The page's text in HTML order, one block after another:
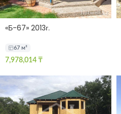
«Б-67» 2013г.
67 м²
7,978,014 ₸